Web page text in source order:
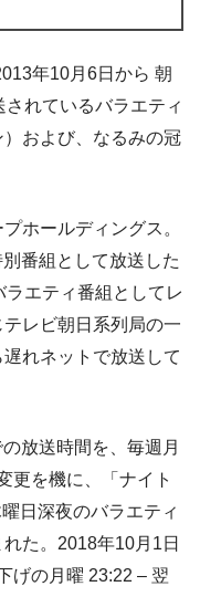
年10月6日から 朝
れているバラエティ
および、なるみの冠
ホールディングス。
番組として放送した
エティ番組としてレ
レビ朝日系列局の一
れネットで放送して
放送時間を、毎週月
更を機に、「ナイト
日深夜のバラエティ
た。2018年10月1日
げの月曜 23:22 – 翌